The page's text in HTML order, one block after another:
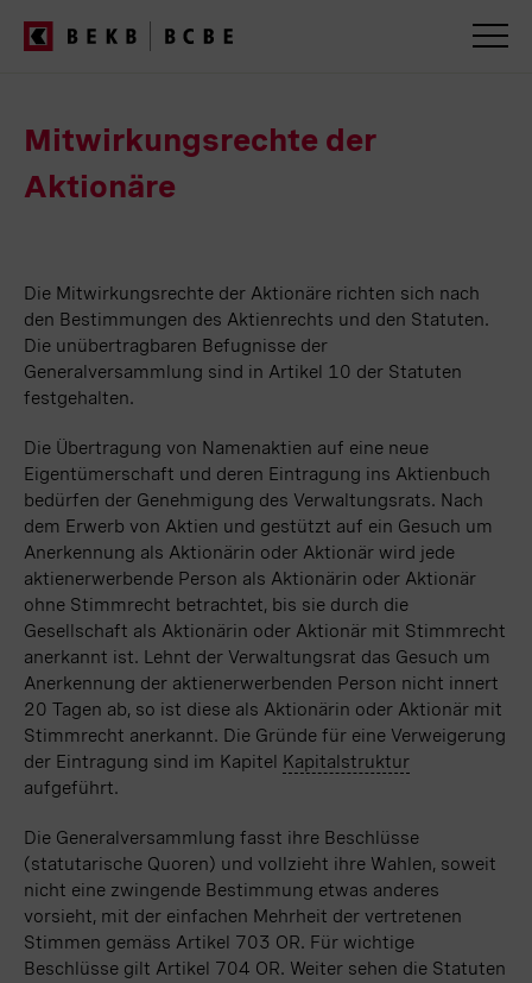
Mitwirkungsrechte der
Aktionäre
Die Mitwirkungsrechte der Aktionäre richten sich nach
den Bestimmungen des Aktienrechts und den Statuten.
Die unübertragbaren Befugnisse der
Generalversammlung sind in Artikel 10 der Statuten
festgehalten.
Die Übertragung von Namenaktien auf eine neue
Eigentümerschaft und deren Eintragung ins Aktienbuch
bedürfen der Genehmigung des Verwaltungsrats. Nach
dem Erwerb von Aktien und gestützt auf ein Gesuch um
Anerkennung als Aktionärin oder Aktionär wird jede
aktienerwerbende Person als Aktionärin oder Aktionär
ohne Stimmrecht betrachtet, bis sie durch die
Gesellschaft als Aktionärin oder Aktionär mit Stimmrecht
anerkannt ist. Lehnt der Verwaltungsrat das Gesuch um
Anerkennung der aktienerwerbenden Person nicht innert
20 Tagen ab, so ist diese als Aktionärin oder Aktionär mit
Stimmrecht anerkannt. Die Gründe für eine Verweigerung
der Eintragung sind im Kapitel Kapitalstruktur
aufgeführt.
Die Generalversammlung fasst ihre Beschlüsse
(statutarische Quoren) und vollzieht ihre Wahlen, soweit
nicht eine zwingende Bestimmung etwas anderes
vorsieht, mit der einfachen Mehrheit der vertretenen
Stimmen gemäss Artikel 703 OR. Für wichtige
Beschlüsse gilt Artikel 704 OR. Weiter sehen die Statuten